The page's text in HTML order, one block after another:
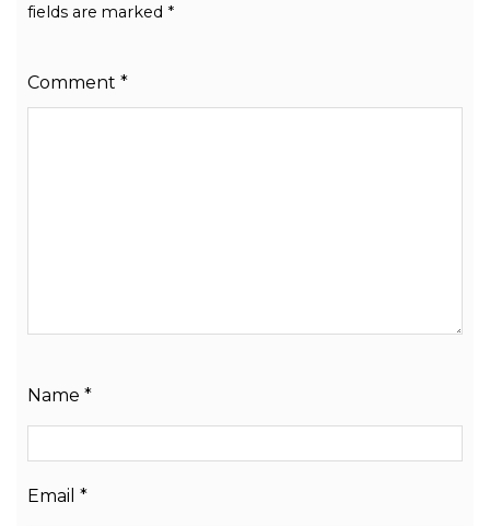
fields are marked *
Comment *
Name *
Email *